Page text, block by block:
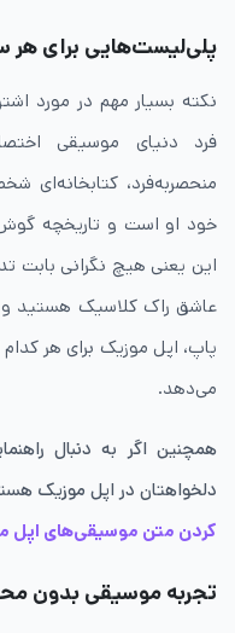
پلی‌لیست‌هایی برای هر
نکته بسیار مهم در مورد
فرد دنیای موسیقی
منحصربه‌فرد، کتابخانه‌ای
خود او است و تاریخچه
این یعنی هیچ نگرانی بابت
عاشق راک کلاسیک هستید و
پاپ، اپل موزیک برای هر
می‌دهد.
همچنین اگر به دنبال
دلخواهتان در اپل موزیک
کردن متن موسیقی‌های اپل
تجربه موسیقی بدون